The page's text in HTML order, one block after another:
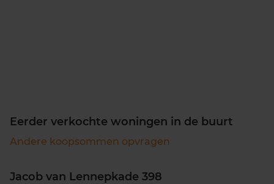
Eerder verkochte woningen in de buurt
Andere koopsommen opvragen
Jacob van Lennepkade 398